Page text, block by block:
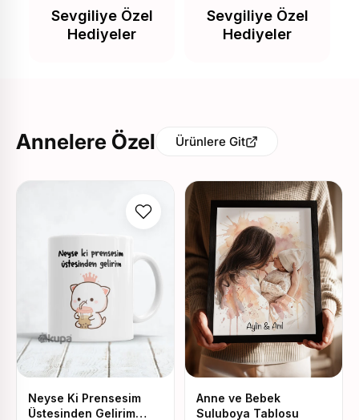
Sevgiliye Özel
Hediyeler
Sevgiliye Özel
Hediyeler
Annelere Özel Ürünlere Git
Neyse Ki Prensesim
Üstesinden Gelirim
Anne ve Bebek
Suluboya Tablosu